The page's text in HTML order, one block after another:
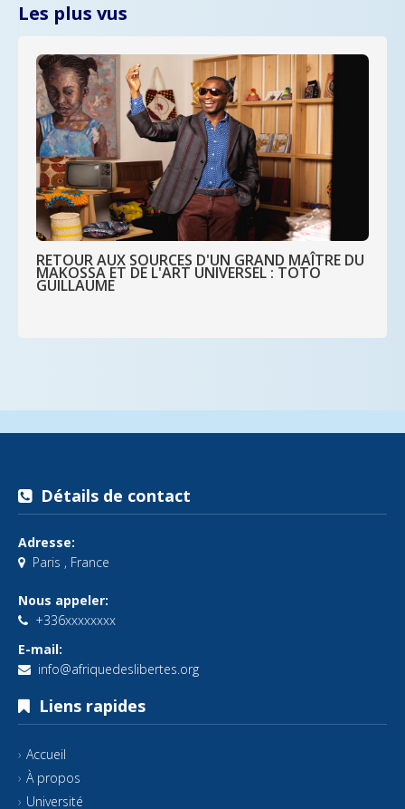
Les plus vus
RETOUR AUX SOURCES D'UN GRAND MAÎTRE DU
MAKOSSA ET DE L'ART UNIVERSEL : TOTO
GUILLAUME
Détails de contact
Adresse:
Paris , France
Nous appeler:
+336xxxxxxxx
E-mail:
info@afriquedeslibertes.org
Liens rapides
Accueil
À propos
Université